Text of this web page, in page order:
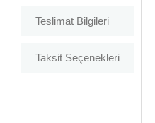
Teslimat Bilgileri
Taksit Seçenekleri